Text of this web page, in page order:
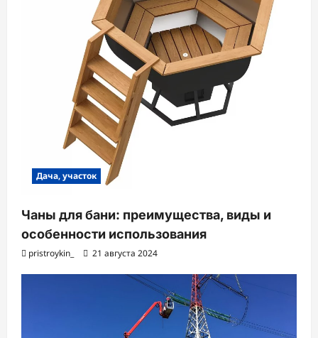
Дача, участок
Чаны для бани: преимущества, виды и
особенности использования
pristroykin_ 21 августа 2024